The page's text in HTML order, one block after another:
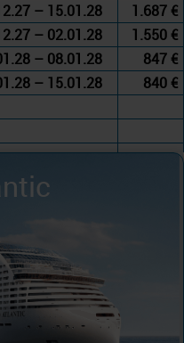
– 15.01.28
1.687 €
– 02.01.28
1.550 €
– 08.01.28
847 €
– 15.01.28 840 €